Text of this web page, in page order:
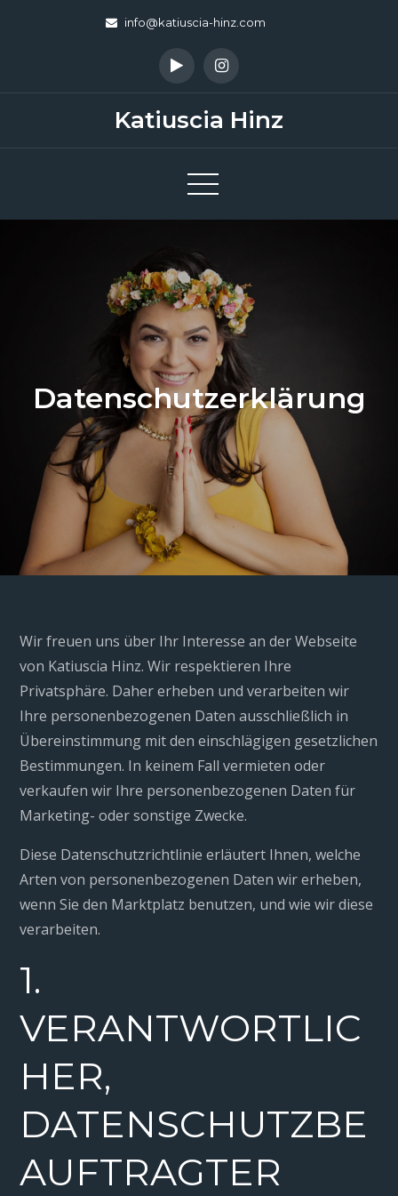
info@katiuscia-hinz.com
Katiuscia Hinz
Datenschutzerklärung
Wir freuen uns über Ihr Interesse an der Webseite
von Katiuscia Hinz. Wir respektieren Ihre
Privatsphäre. Daher erheben und verarbeiten wir
Ihre personenbezogenen Daten ausschließlich in
Übereinstimmung mit den einschlägigen gesetzlichen
Bestimmungen. In keinem Fall vermieten oder
verkaufen wir Ihre personenbezogenen Daten für
Marketing- oder sonstige Zwecke.
Diese Datenschutzrichtlinie erläutert Ihnen, welche
Arten von personenbezogenen Daten wir erheben,
wenn Sie den Marktplatz benutzen, und wie wir diese
verarbeiten.
1.
VERANTWORTLIC
HER,
DATENSCHUTZBE
AUFTRAGTER